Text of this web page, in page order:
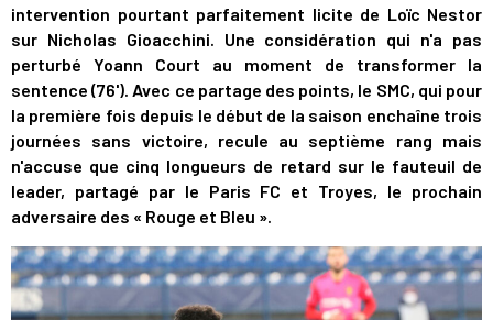
intervention pourtant parfaitement licite de Loïc Nestor
sur Nicholas Gioacchini. Une considération qui n'a pas
perturbé Yoann Court au moment de transformer la
sentence (76'). Avec ce partage des points, le SMC, qui pour
la première fois depuis le début de la saison enchaîne trois
journées sans victoire, recule au septième rang mais
n'accuse que cinq longueurs de retard sur le fauteuil de
leader, partagé par le Paris FC et Troyes, le prochain
adversaire des « Rouge et Bleu ».